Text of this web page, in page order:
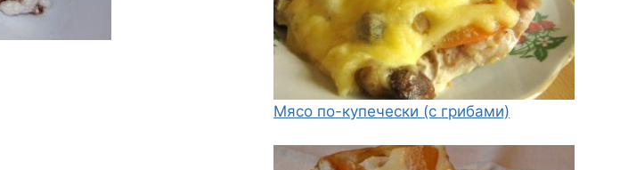
Мясо по-купечески (с грибами)